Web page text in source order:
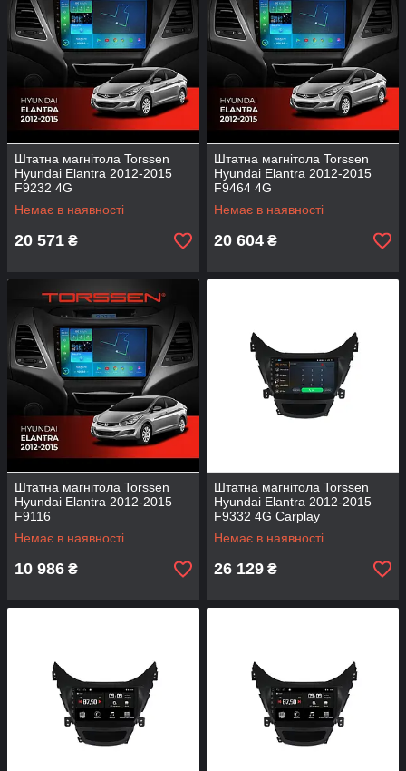
Штатна магнітола Torssen
Hyundai Elantra 2012-2015
F9232 4G
Немає в наявності
20 571 ₴
Штатна магнітола Torssen
Hyundai Elantra 2012-2015
F9464 4G
Немає в наявності
20 604 ₴
Штатна магнітола Torssen
Hyundai Elantra 2012-2015
F9116
Немає в наявності
10 986 ₴
Штатна магнітола Torssen
Hyundai Elantra 2012-2015
F9332 4G Carplay
Немає в наявності
26 129 ₴